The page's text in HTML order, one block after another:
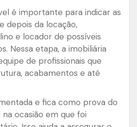
é importante para indicar as
depois da locação,
e locador de possíveis
Nessa etapa, a imobiliária
de profissionais que
acabamentos e até
e fica como prova do
ocasião em que foi